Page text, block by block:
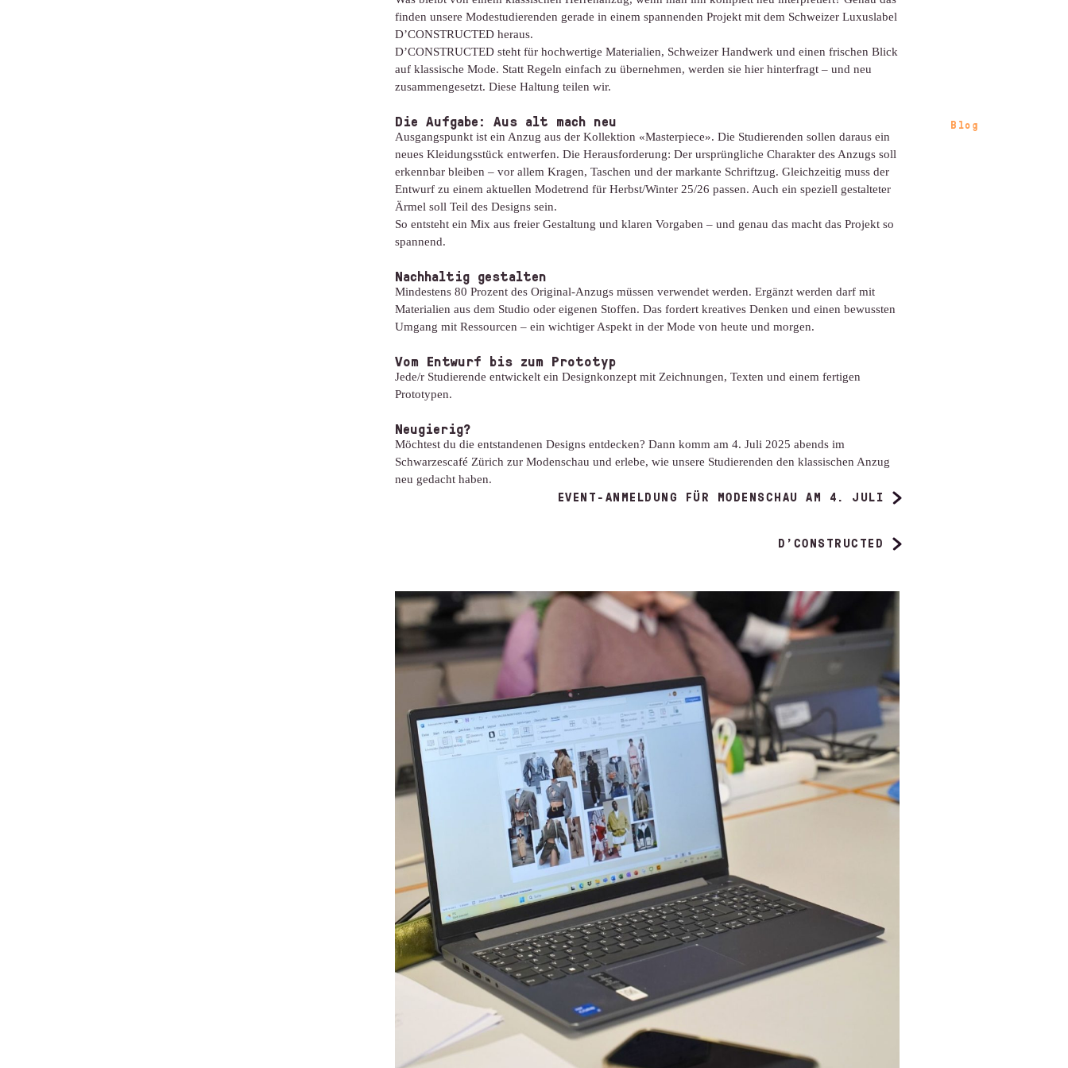
finden unsere Modestudierenden gerade in einem spannenden Projekt mit dem Schweizer Luxuslabel
D’CONSTRUCTED heraus.
D’CONSTRUCTED steht für hochwertige Materialien, Schweizer Handwerk und einen frischen Blick
auf klassische Mode. Statt Regeln einfach zu übernehmen, werden sie hier hinterfragt – und neu
zusammengesetzt. Diese Haltung teilen wir.
Die Aufgabe: Aus alt mach neu
Ausgangspunkt ist ein Anzug aus der Kollektion «Masterpiece». Die Studierenden sollen daraus ein
neues Kleidungsstück entwerfen. Die Herausforderung: Der ursprüngliche Charakter des Anzugs soll
erkennbar bleiben – vor allem Kragen, Taschen und der markante Schriftzug. Gleichzeitig muss der
Entwurf zu einem aktuellen Modetrend für Herbst/Winter 25/26 passen. Auch ein speziell gestalteter
Ärmel soll Teil des Designs sein.
So entsteht ein Mix aus freier Gestaltung und klaren Vorgaben – und genau das macht das Projekt so
spannend.
Nachhaltig gestalten
Mindestens 80 Prozent des Original-Anzugs müssen verwendet werden. Ergänzt werden darf mit
Materialien aus dem Studio oder eigenen Stoffen. Das fordert kreatives Denken und einen bewussten
Umgang mit Ressourcen – ein wichtiger Aspekt in der Mode von heute und morgen.
Vom Entwurf bis zum Prototyp
Jede/r Studierende entwickelt ein Designkonzept mit Zeichnungen, Texten und einem fertigen
Prototypen.
Neugierig?
Möchtest du die entstandenen Designs entdecken? Dann komm am 4. Juli 2025 abends im
Schwarzescafé Zürich zur Modenschau und erlebe, wie unsere Studierenden den klassischen Anzug
neu gedacht haben.
EVENT-ANMELDUNG FÜR MODENSCHAU AM 4. JULI
D’CONSTRUCTED
Blog